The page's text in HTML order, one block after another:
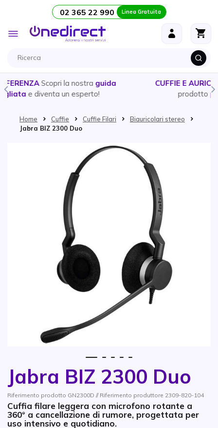
Salta al contenuto 02 365 22 990 Linea Gratuita
Toggle
Nav
CUFFIE E AURICOLARI- Ecco la guida per scegliere il
prodottopiù adatto alle tue esigenze
Home Cuffie Cuffie Filari
Biauricolari stereo
Jabra BIZ 2300 Duo
Jabra BIZ 2300 Duo
Riferimento prodotto GN2300D // Riferimento produttore 2309-820-104
Cuffia filare leggera con microfono rotante a
360° a cancellazione di rumore, progettata per
uso intensivo e quotidiano.
Vai alla fine della galleria di immagini
Vai all'inizio della galleria di immagini